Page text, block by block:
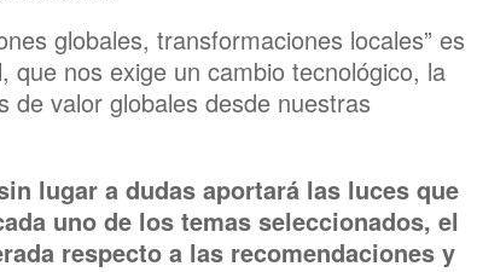
globales, transformaciones locales” es
que nos exige un cambio tecnológico, la
de valor globales desde nuestras
lugar a dudas aportará las luces que
uno de los temas seleccionados, el
respecto a las recomendaciones y